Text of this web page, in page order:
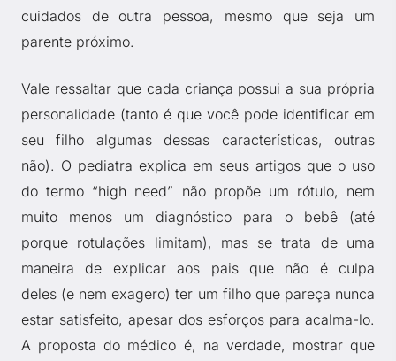
cuidados de outra pessoa, mesmo que seja um
parente próximo.
Vale ressaltar que cada criança possui a sua própria
personalidade (tanto é que você pode identificar em
seu filho algumas dessas características, outras
não). O pediatra explica em seus artigos que o uso
do termo “high need” não propõe um rótulo, nem
muito menos um diagnóstico para o bebê (até
porque rotulações limitam), mas se trata de uma
maneira de explicar aos pais que não é culpa
deles (e nem exagero) ter um filho que pareça nunca
estar satisfeito, apesar dos esforços para acalma-lo.
A proposta do médico é, na verdade, mostrar que